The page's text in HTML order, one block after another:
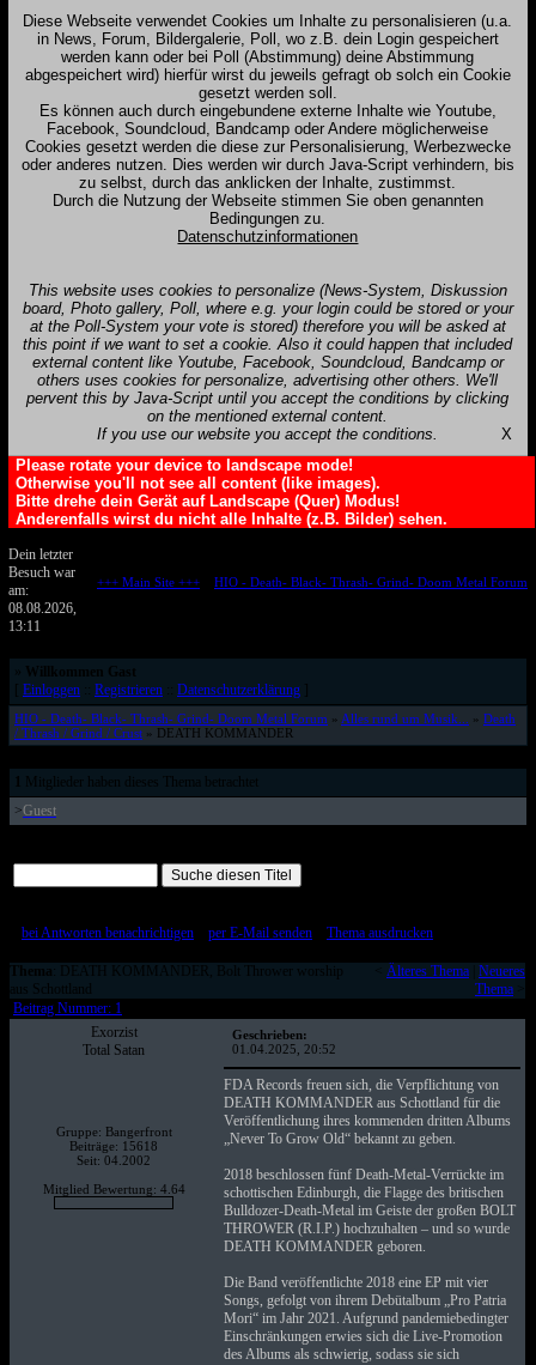
Diese Webseite verwendet Cookies um Inhalte zu personalisieren (u.a.
in News, Forum, Bildergalerie, Poll, wo z.B. dein Login gespeichert
werden kann oder bei Poll (Abstimmung) deine Abstimmung
abgespeichert wird) hierfür wirst du jeweils gefragt ob solch ein Cookie
gesetzt werden soll.
Es können auch durch eingebundene externe Inhalte wie Youtube,
Facebook, Soundcloud, Bandcamp oder Andere möglicherweise
Cookies gesetzt werden die diese zur Personalisierung, Werbezwecke
oder anderes nutzen. Dies werden wir durch Java-Script verhindern, bis
zu selbst, durch das anklicken der Inhalte, zustimmst.
Durch die Nutzung der Webseite stimmen Sie oben genannten
Bedingungen zu.
Datenschutzinformationen
This website uses cookies to personalize (News-System, Diskussion
board, Photo gallery, Poll, where e.g. your login could be stored or your
at the Poll-System your vote is stored) therefore you will be asked at
this point if we want to set a cookie. Also it could happen that included
external content like Youtube, Facebook, Soundcloud, Bandcamp or
others uses cookies for personalize, advertising other others. We'll
pervent this by Java-Script until you accept the conditions by clicking
on the mentioned external content.
If you use our website you accept the conditions.
X
Please rotate your device to landscape mode!
Otherwise you'll not see all content (like images).
Bitte drehe dein Gerät auf Landscape (Quer) Modus!
Anderenfalls wirst du nicht alle Inhalte (z.B. Bilder) sehen.
Dein letzter
Besuch war
am:
08.08.2026,
13:11
+++ Main Site +++:: HIO - Death- Black- Thrash- Grind- Doom Metal Forum
» Willkommen Gast
Einloggen:: Registrieren:: Datenschutzerklärung]
HIO - Death- Black- Thrash- Grind- Doom Metal Forum » Alles rund um Musik... » Death
/ Thrash / Grind / Crust» DEATH KOMMANDER
Mitglieder haben dieses Thema betrachtet
>Guest
bei Antworten benachrichtigen:: per E-Mail senden:: Thema ausdrucken]
Thema : DEATH KOMMANDER, Bolt Thrower worship
aus Schottland
Älteres Thema| Neueres
Thema>
Beitrag Nummer: 1
Exorzist
Total Satan
Gruppe: Bangerfront
Beiträge: 15618
Seit: 04.2002
Mitglied Bewertung: 4.64
Geschrieben:
01.04.2025, 20:52
FDA Records freuen sich, die Verpflichtung von
DEATH KOMMANDER aus Schottland für die
Veröffentlichung ihres kommenden dritten Albums
„Never To Grow Old“ bekannt zu geben.
2018 beschlossen fünf Death-Metal-Verrückte im
schottischen Edinburgh, die Flagge des britischen
Bulldozer-Death-Metal im Geiste der großen BOLT
THROWER (R.I.P.) hochzuhalten – und so wurde
DEATH KOMMANDER geboren.
Die Band veröffentlichte 2018 eine EP mit vier
Songs, gefolgt von ihrem Debütalbum „Pro Patria
Mori“ im Jahr 2021. Aufgrund pandemiebedingter
Einschränkungen erwies sich die Live-Promotion
des Albums als schwierig, sodass sie sich